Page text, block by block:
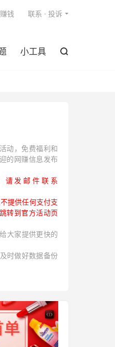
小工具 
钱 联系 · 投诉
动，免费福利和
的网赚信息发布
请发邮件联系
提供任何支付支
转到官方活动页
大家提供更快的
时做好数据备份